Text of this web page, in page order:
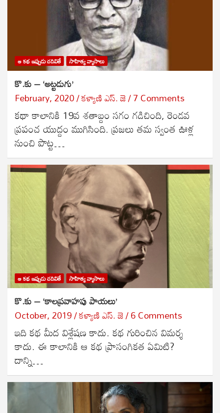
ఆ కథ ఇప్పుడు చదివితే సాహిత్య వ్యాసాలు
కొ.కు – ‘అట్టడుగు’
February, 2020 కళ్యాణి ఎస్. జె 7 Comments
కథా కాలానికి 19వ శతాబ్దం సగం గడిచింది, రెండవ
ప్రపంచ యుద్దం ముగిసింది. ప్రజలు తమ స్వంత ఊళ్ల
నుంచి పొట్ట…
ఆ కథ ఇప్పుడు చదివితే సాహిత్య వ్యాసాలు
కొ.కు – ‘కాలప్రవాహపు పాయలు’
October, 2019 కళ్యాణి ఎస్. జె 6 Comments
ఇది కథ మీద విశ్లేషణ కాదు. కథ గురించిన విమర్శ
కాదు. ఈ కాలానికి ఆ కథ ప్రాసంగికత ఏమిటి?
దాన్ని…